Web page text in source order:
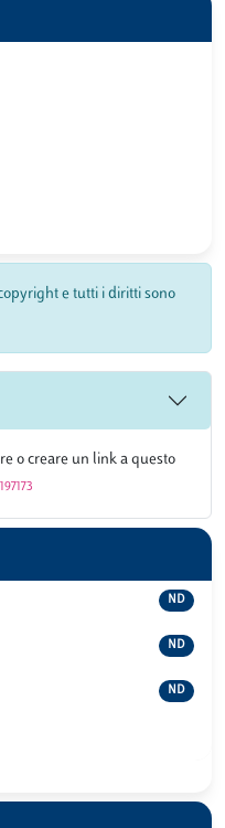
e tutti i diritti sono
o creare un link a questo
ND
ND
ND